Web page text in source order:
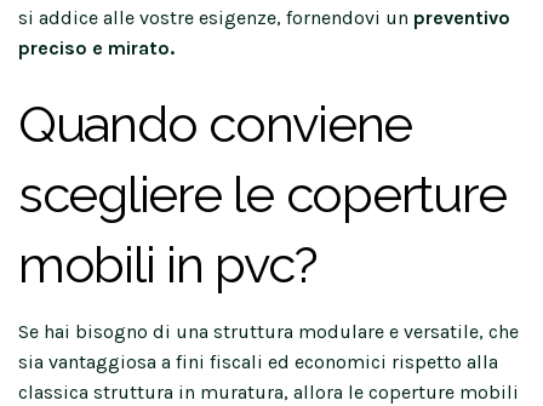
si addice alle vostre esigenze, fornendovi un preventivo
preciso e mirato.
Quando conviene
scegliere le coperture
mobili in pvc?
Se hai bisogno di una struttura modulare e versatile, che
sia vantaggiosa a fini fiscali ed economici rispetto alla
classica struttura in muratura, allora le coperture mobili